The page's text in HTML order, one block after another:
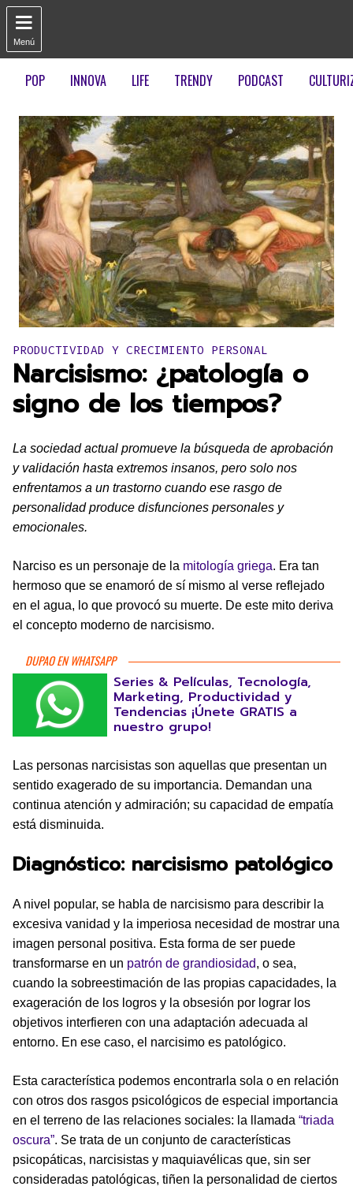

Menú
POP INNOVA LIFE TRENDY PODCAST
Publicado en:
PRODUCTIVIDAD Y CRECIMIENTO PERSONAL
Narcisismo: ¿patología o
signo de los tiempos?
La sociedad actual promueve la búsqueda de aprobación
y validación hasta extremos insanos, pero solo nos
enfrentamos a un trastorno cuando ese rasgo de
personalidad produce disfunciones personales y
emocionales.
Narciso es un personaje de la mitología griega. Era tan
hermoso que se enamoró de sí mismo al verse reflejado
en el agua, lo que provocó su muerte. De este mito deriva
el concepto moderno de narcisismo.
DUPAO EN WHATSAPP
Series & Películas, Tecnología,
Marketing, Productividad y
Tendencias ¡Únete GRATIS a
nuestro grupo!
Las personas narcisistas son aquellas que presentan un
sentido exagerado de su importancia. Demandan una
continua atención y admiración; su capacidad de empatía
está disminuida.
Diagnóstico: narcisismo patológico
A nivel popular, se habla de narcisismo para describir la
excesiva vanidad y la imperiosa necesidad de mostrar una
imagen personal positiva. Esta forma de ser puede
transformarse en un patrón de grandiosidad, o sea,
cuando la sobreestimación de las propias capacidades, la
exageración de los logros y la obsesión por lograr los
objetivos interfieren con una adaptación adecuada al
entorno. En ese caso, el narcisimo es patológico.
Esta característica podemos encontrarla sola o en relación
con otros dos rasgos psicológicos de especial importancia
en el terreno de las relaciones sociales: la llamada “triada
oscura”. Se trata de un conjunto de características
psicopáticas, narcisistas y maquiavélicas que, sin ser
consideradas patológicas, tiñen la personalidad de ciertos